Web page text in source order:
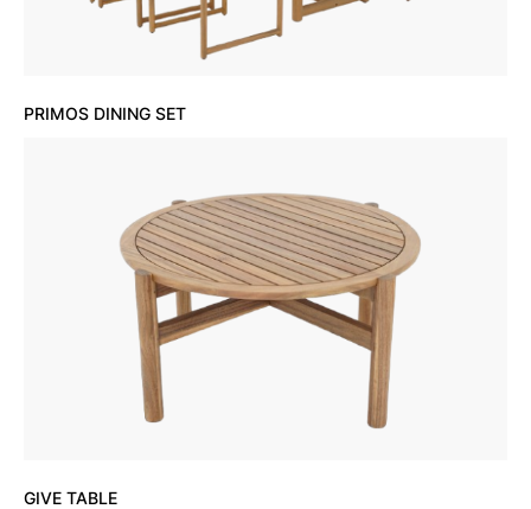
PRIMOS DINING SET
GIVE TABLE